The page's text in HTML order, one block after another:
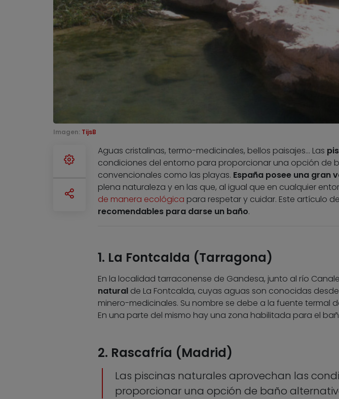
Imagen: TijsB
Aguas cristalinas, termo-medicinales, bellos paisajes… Las
condiciones del entorno para proporcionar una opción de
convencionales como las playas. España posee una gran
plena naturaleza y en las que, al igual que en cualquier
de manera ecológica para respetar y cuidar. Este artículo
recomendables para darse un baño.
1. La Fontcalda (Tarragona)
En la localidad tarraconense de Gandesa, junto al río
naturalde La Fontcalda, cuyas aguas son conocidas
minero-medicinales. Su nombre se debe a la fuente termal
En una parte del mismo hay una zona habilitada para el
2. Rascafría (Madrid)
Las piscinas naturales aprovechan las
proporcionar una opción de baño